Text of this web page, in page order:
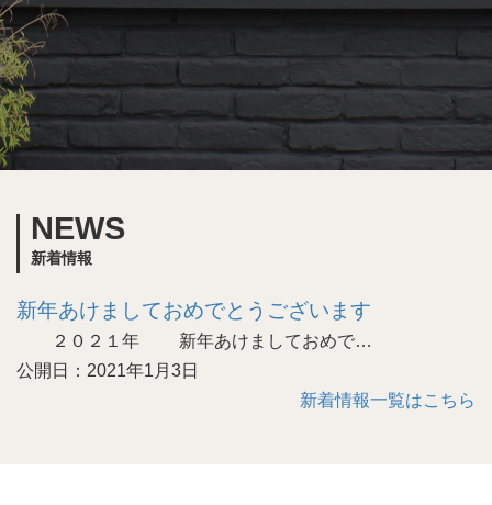
NEWS
新着情報
新年あけましておめでとうございます
２０２１年 新年あけましておめで…
公開日：2021年1月3日
新着情報一覧はこちら